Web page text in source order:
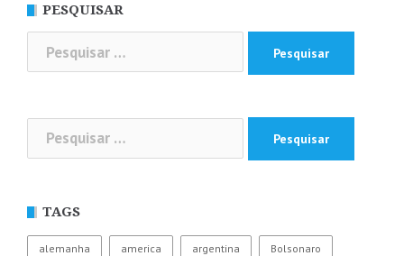
PESQUISAR
por:
Pesquisar
por:
TAGS
alemanha america argentina Bolsonaro